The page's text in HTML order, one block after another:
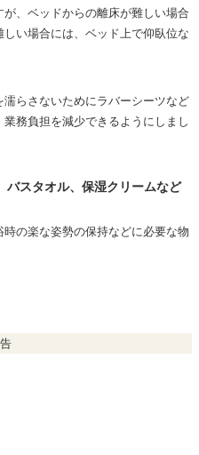
、ベッドからの離床が難しい場合
い場合には、ベッド上で仰臥位な
らさないためにラバーシーツなど
務負担を減少できるようにしまし
バスタオル、保湿クリームなど
の楽な姿勢の保持などに必要な物